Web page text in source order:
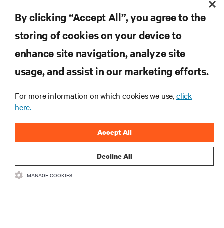
INSCREVA-SE AGORA
RECURSOS
CORPORATIVO
CONECTE-SE CONOSCO
By clicking “Accept All”, you agree to the
storing of cookies on your device to
enhance site navigation, analyze site
usage, and assist in our marketing efforts.
For more information on which cookies we use,click
here.
Decline All
Accept All
MANAGE COOKIES